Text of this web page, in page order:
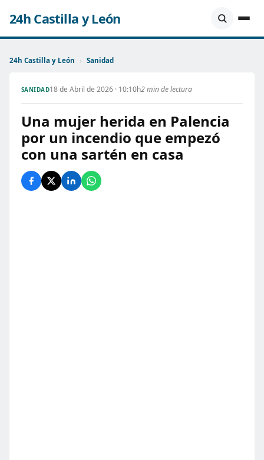
24h Castilla y León
24h Castilla y León › Sanidad
SANIDAD18 de Abril de 2026 · 10:10h2 min de lectura
Una mujer herida en Palencia
por un incendio que empezó
con una sartén en casa